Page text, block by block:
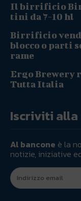
Il birrificio
tini da 7-10 hl
Birrificio
blocco o parti
rame
Ergo Brewery
Tutta Italia
Iscriviti
Al bancone è la
notizie, iniziative